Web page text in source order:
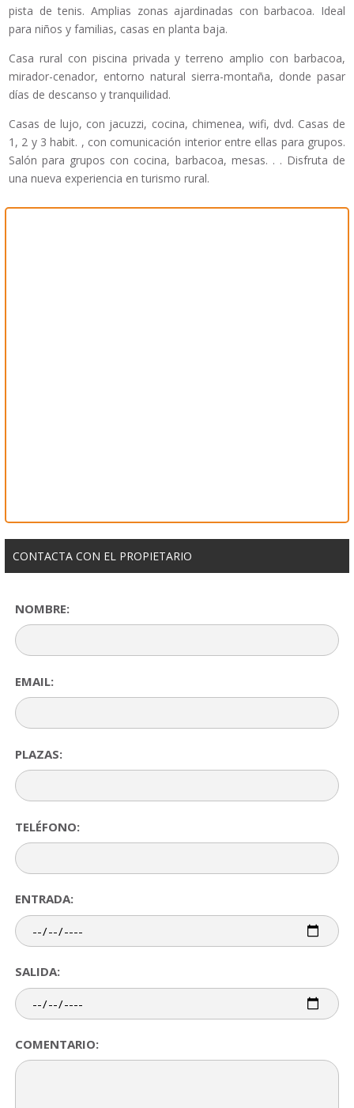
pista de tenis. Amplias zonas ajardinadas con barbacoa. Ideal
para niños y familias, casas en planta baja.
Casa rural con piscina privada y terreno amplio con barbacoa,
mirador-cenador, entorno natural sierra-montaña, donde pasar
días de descanso y tranquilidad.
Casas de lujo, con jacuzzi, cocina, chimenea, wifi, dvd. Casas de
1, 2 y 3 habit. , con comunicación interior entre ellas para grupos.
Salón para grupos con cocina, barbacoa, mesas. . . Disfruta de
una nueva experiencia en turismo rural.
CONTACTA CON EL PROPIETARIO
NOMBRE:
EMAIL:
PLAZAS:
TELÉFONO:
ENTRADA:
SALIDA:
COMENTARIO: